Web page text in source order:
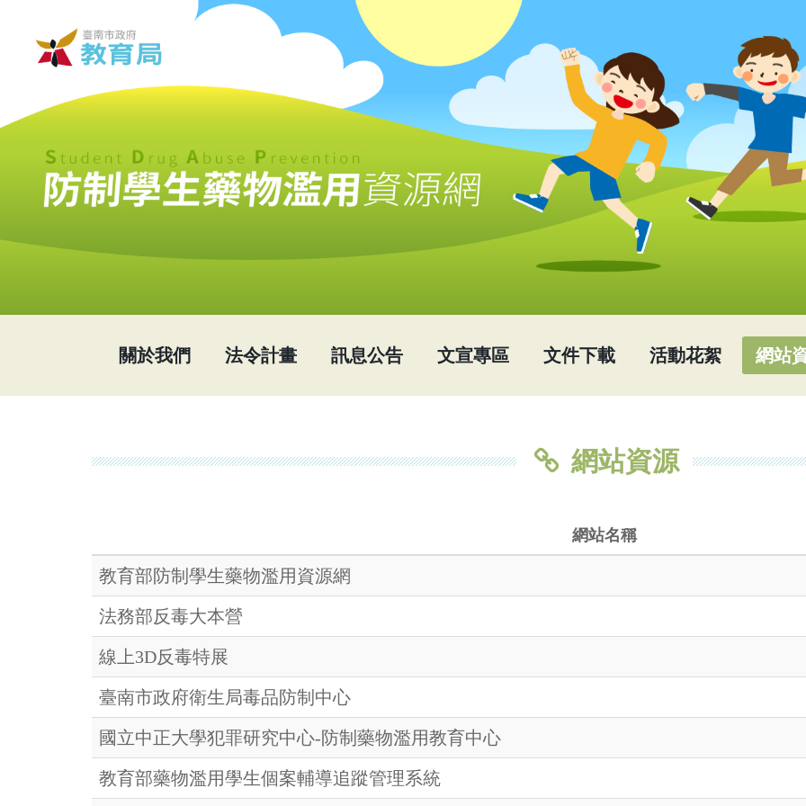
關於我們 法令計畫 訊息公告 文宣專區 文件下載 活動花絮 網站
網站資源
網站名稱
教育部防制學生藥物濫用資源網
法務部反毒大本營
線上3D反毒特展
臺南市政府衛生局毒品防制中心
國立中正大學犯罪研究中心-防制藥物濫用教育中心
教育部藥物濫用學生個案輔導追蹤管理系統